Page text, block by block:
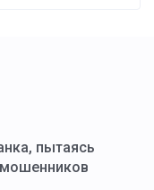
пытаясь
мошенников